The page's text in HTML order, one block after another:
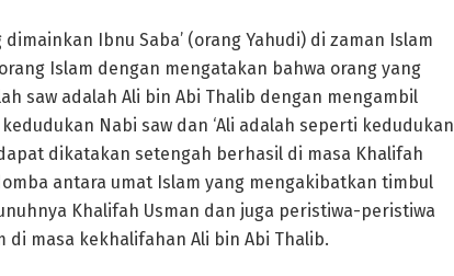
Ibnu Saba’ (orang Yahudi) di zaman Islam
Islam dengan mengatakan bahwa orang yang
saw adalah Ali bin Abi Thalib dengan mengambil
Nabi saw dan ‘Ali adalah seperti kedudukan
dikatakan setengah berhasil di masa Khalifah
antara umat Islam yang mengakibatkan timbul
masa kekhalifahan Ali bin Abi Thalib.